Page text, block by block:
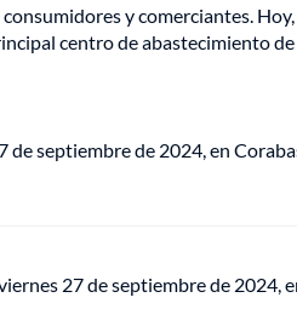
y comerciantes.
centro de abastecimiento
de septiembre de 2024, en
27 de septiembre de 2024,